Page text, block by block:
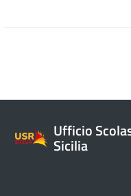
Ufficio
Sicilia